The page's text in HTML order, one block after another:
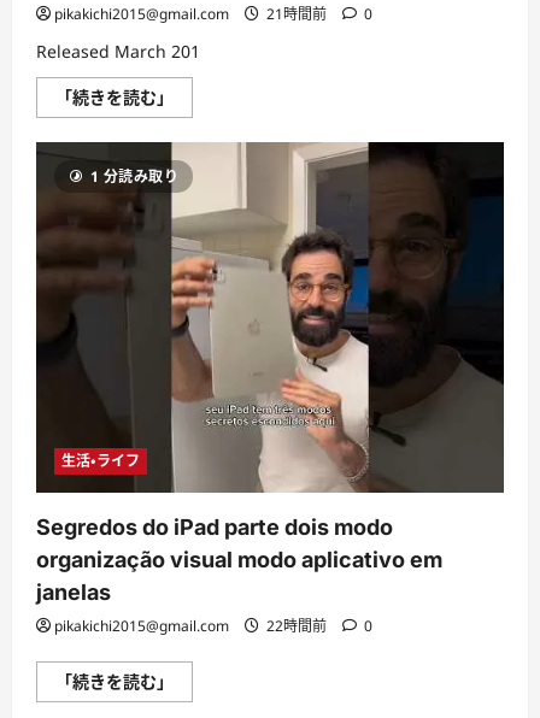
pikakichi2015@gmail.com 21時間前 0
Released March 201
「続きを読む」
Worst
Ever
–
iPad
3
in
2026!
に
つ
い
て
さ
ら
に
読
1 分読み取り
生活・ライフ
Segredos do iPad parte dois modo
organização visual modo aplicativo em
janelas
pikakichi2015@gmail.com 22時間前 0
「続きを読む」
do